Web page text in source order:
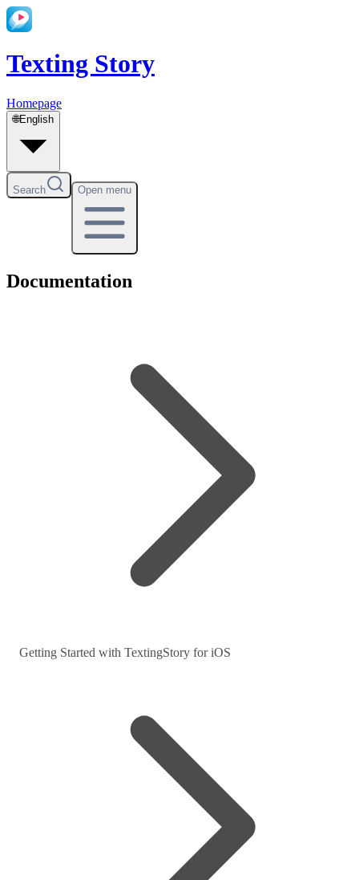
Texting Story
Homepage
🌐English
Search Open menu
Documentation
Getting Started with TextingStory for iOS